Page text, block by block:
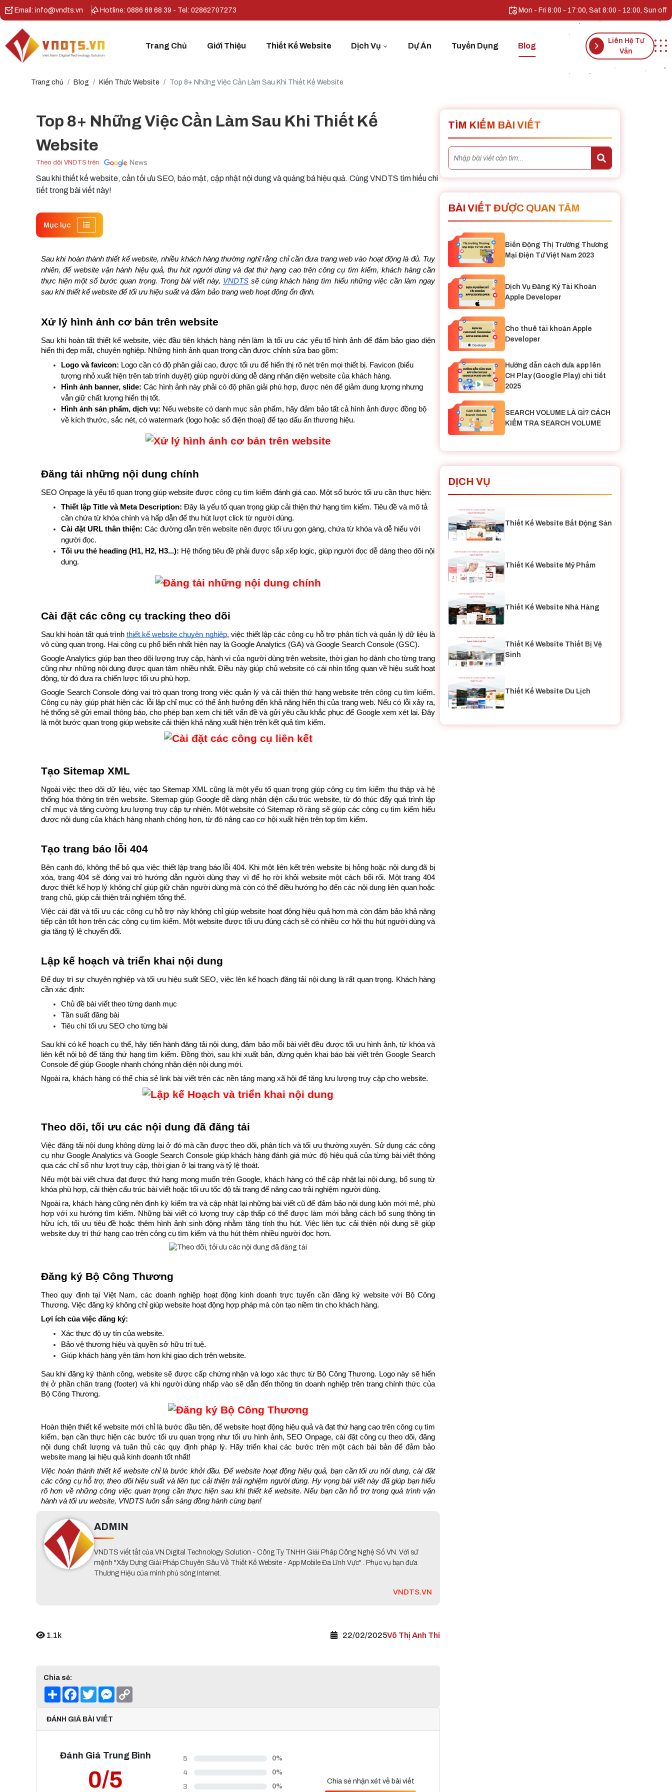
Email: info@vndts.vn Hotline: 0886 68 68 39 - Tel: 02862707273 Mon - Fri 8:00 - 17:00, Sat 8:00 - 12:00, Sun off
Trang Chủ Giới Thiệu Thiết Kế Website Dịch Vụ Dự Án Tuyển Dụng Blog
Liên Hệ Tư
Vấn
Trang chủ Blog Kiến Thức Website Top 8+ Những Việc Cần Làm Sau Khi Thiết Kế Website
Top 8+ Những Việc Cần Làm Sau Khi Thiết Kế
Website
Theo dõi VNDTS trên
Sau khi thiết kế website, cần tối ưu SEO, bảo mật, cập nhật nội dung và quảng bá hiệu quả. Cùng VNDTS tìm hiểu chi
tiết trong bài viết này!
Mục lục
Sau khi hoàn thành thiết kế website, nhiều khách hàng thường nghĩ rằng chỉ cần đưa trang web vào hoạt động là đủ. Tuy
nhiên, để website vận hành hiệu quả, thu hút người dùng và đạt thứ hạng cao trên công cụ tìm kiếm, khách hàng cần
thực hiện một số bước quan trọng. Trong bài viết này, VNDTS sẽ cùng khách hàng tìm hiểu những việc cần làm ngay
sau khi thiết kế website để tối ưu hiệu suất và đảm bảo trang web hoạt động ổn định.
Xử lý hình ảnh cơ bản trên website
Sau khi hoàn tất thiết kế website, việc đầu tiên khách hàng nên làm là tối ưu các yếu tố hình ảnh để đảm bảo giao diện
hiển thị đẹp mắt, chuyên nghiệp. Những hình ảnh quan trọng cần được chỉnh sửa bao gồm:
Logo và favicon: Logo cần có độ phân giải cao, được tối ưu để hiển thị rõ nét trên mọi thiết bị. Favicon (biểu
tượng nhỏ xuất hiện trên tab trình duyệt) giúp người dùng dễ dàng nhận diện website của khách hàng.
Hình ảnh banner, slide: Các hình ảnh này phải có độ phân giải phù hợp, được nén để giảm dung lượng nhưng
vẫn giữ chất lượng hiển thị tốt.
Hình ảnh sản phẩm, dịch vụ: Nếu website có danh mục sản phẩm, hãy đảm bảo tất cả hình ảnh được đồng bộ
về kích thước, sắc nét, có watermark (logo hoặc số điện thoại) để tạo dấu ấn thương hiệu.
Đăng tải những nội dung chính
SEO Onpage là yếu tố quan trọng giúp website được công cụ tìm kiếm đánh giá cao. Một số bước tối ưu cần thực hiện:
Thiết lập Title và Meta Description: Đây là yếu tố quan trọng giúp cải thiện thứ hạng tìm kiếm. Tiêu đề và mô tả
cần chứa từ khóa chính và hấp dẫn để thu hút lượt click từ người dùng.
Cài đặt URL thân thiện: Các đường dẫn trên website nên được tối ưu gọn gàng, chứa từ khóa và dễ hiểu với
người đọc.
Tối ưu thẻ heading (H1, H2, H3...): Hệ thống tiêu đề phải được sắp xếp logic, giúp người đọc dễ dàng theo dõi nội
dung.
Cài đặt các công cụ tracking theo dõi
Sau khi hoàn tất quá trình thiết kế website chuyên nghiệp, việc thiết lập các công cụ hỗ trợ phân tích và quản lý dữ liệu là
vô cùng quan trọng. Hai công cụ phổ biến nhất hiện nay là Google Analytics (GA) và Google Search Console (GSC).
Google Analytics giúp bạn theo dõi lượng truy cập, hành vi của người dùng trên website, thời gian họ dành cho từng trang
cũng như những nội dung được quan tâm nhiều nhất. Điều này giúp chủ website có cái nhìn tổng quan về hiệu suất hoạt
động, từ đó đưa ra chiến lược tối ưu phù hợp.
Google Search Console đóng vai trò quan trọng trong việc quản lý và cải thiện thứ hạng website trên công cụ tìm kiếm.
Công cụ này giúp phát hiện các lỗi lập chỉ mục có thể ảnh hưởng đến khả năng hiển thị của trang web. Nếu có lỗi xảy ra,
hệ thống sẽ gửi email thông báo, cho phép bạn xem chi tiết vấn đề và gửi yêu cầu khắc phục để Google xem xét lại. Đây
là một bước quan trọng giúp website cải thiện khả năng xuất hiện trên kết quả tìm kiếm.
Tạo Sitemap XML
Ngoài việc theo dõi dữ liệu, việc tạo Sitemap XML cũng là một yếu tố quan trọng giúp công cụ tìm kiếm thu thập và hệ
thống hóa thông tin trên website. Sitemap giúp Google dễ dàng nhận diện cấu trúc website, từ đó thúc đẩy quá trình lập
chỉ mục và tăng cường lưu lượng truy cập tự nhiên. Một website có Sitemap rõ ràng sẽ giúp các công cụ tìm kiếm hiểu
được nội dung của khách hàng nhanh chóng hơn, từ đó nâng cao cơ hội xuất hiện trên top tìm kiếm.
Tạo trang báo lỗi 404
Bên cạnh đó, không thể bỏ qua việc thiết lập trang báo lỗi 404. Khi một liên kết trên website bị hỏng hoặc nội dung đã bị
xóa, trang 404 sẽ đóng vai trò hướng dẫn người dùng thay vì để họ rời khỏi website một cách bối rối. Một trang 404
được thiết kế hợp lý không chỉ giúp giữ chân người dùng mà còn có thể điều hướng họ đến các nội dung liên quan hoặc
trang chủ, giúp cải thiện trải nghiệm tổng thể.
Việc cài đặt và tối ưu các công cụ hỗ trợ này không chỉ giúp website hoạt động hiệu quả hơn mà còn đảm bảo khả năng
tiếp cận tốt hơn trên các công cụ tìm kiếm. Một website được tối ưu đúng cách sẽ có nhiều cơ hội thu hút người dùng và
gia tăng tỷ lệ chuyển đổi.
Lập kế hoạch và triển khai nội dung
Để duy trì sự chuyên nghiệp và tối ưu hiệu suất SEO, việc lên kế hoạch đăng tải nội dung là rất quan trọng. Khách hàng
cần xác định:
Chủ đề bài viết theo từng danh mục
Tần suất đăng bài
Tiêu chí tối ưu SEO cho từng bài
Sau khi có kế hoạch cụ thể, hãy tiến hành đăng tải nội dung, đảm bảo mỗi bài viết đều được tối ưu hình ảnh, từ khóa và
liên kết nội bộ để tăng thứ hạng tìm kiếm. Đồng thời, sau khi xuất bản, đừng quên khai báo bài viết trên Google Search
Console để giúp Google nhanh chóng nhận diện nội dung mới.
Ngoài ra, khách hàng có thể chia sẻ link bài viết trên các nền tảng mạng xã hội để tăng lưu lượng truy cập cho website.
Theo dõi, tối ưu các nội dung đã đăng tải
Việc đăng tải nội dung không dừng lại ở đó mà cần được theo dõi, phân tích và tối ưu thường xuyên. Sử dụng các công
cụ như Google Analytics và Google Search Console giúp khách hàng đánh giá mức độ hiệu quả của từng bài viết thông
qua các chỉ số như lượt truy cập, thời gian ở lại trang và tỷ lệ thoát.
Nếu một bài viết chưa đạt được thứ hạng mong muốn trên Google, khách hàng có thể cập nhật lại nội dung, bổ sung từ
khóa phù hợp, cải thiện cấu trúc bài viết hoặc tối ưu tốc độ tải trang để nâng cao trải nghiệm người dùng.
Ngoài ra, khách hàng cũng nên định kỳ kiểm tra và cập nhật lại những bài viết cũ để đảm bảo nội dung luôn mới mẻ, phù
hợp với xu hướng tìm kiếm. Những bài viết có lượng truy cập thấp có thể được làm mới bằng cách bổ sung thông tin
hữu ích, tối ưu tiêu đề hoặc thêm hình ảnh sinh động nhằm tăng tính thu hút. Việc liên tục cải thiện nội dung sẽ giúp
website duy trì thứ hạng cao trên công cụ tìm kiếm và thu hút thêm nhiều người đọc hơn.
Đăng ký Bộ Công Thương
Theo quy định tại Việt Nam, các doanh nghiệp hoạt động kinh doanh trực tuyến cần đăng ký website với Bộ Công
Thương. Việc đăng ký không chỉ giúp website hoạt động hợp pháp mà còn tạo niềm tin cho khách hàng.
Lợi ích của việc đăng ký:
Xác thực độ uy tín của website.
Bảo vệ thương hiệu và quyền sở hữu trí tuệ.
Giúp khách hàng yên tâm hơn khi giao dịch trên website.
Sau khi đăng ký thành công, website sẽ được cấp chứng nhận và logo xác thực từ Bộ Công Thương. Logo này sẽ hiển
thị ở phần chân trang (footer) và khi người dùng nhấp vào sẽ dẫn đến thông tin doanh nghiệp trên trang chính thức của
Bộ Công Thương.
Hoàn thiện thiết kế website mới chỉ là bước đầu tiên, để website hoạt động hiệu quả và đạt thứ hạng cao trên công cụ tìm
kiếm, bạn cần thực hiện các bước tối ưu quan trọng như tối ưu hình ảnh, SEO Onpage, cài đặt công cụ theo dõi, đăng
nội dung chất lượng và tuân thủ các quy định pháp lý. Hãy triển khai các bước trên một cách bài bản để đảm bảo
website mang lại hiệu quả kinh doanh tốt nhất!
Việc hoàn thành thiết kế website chỉ là bước khởi đầu. Để website hoạt động hiệu quả, bạn cần tối ưu nội dung, cài đặt
các công cụ hỗ trợ, theo dõi hiệu suất và liên tục cải thiện trải nghiệm người dùng. Hy vọng bài viết này đã giúp bạn hiểu
rõ hơn về những công việc quan trọng cần thực hiện sau khi thiết kế website. Nếu bạn cần hỗ trợ trong quá trình vận
hành và tối ưu website, VNDTS luôn sẵn sàng đồng hành cùng bạn!
ADMIN
VNDTS viết tắt của VN Digital Technology Solution - Công Ty TNHH Giải Pháp Công Nghệ Số VN. Với sứ
mệnh "Xây Dựng Giải Pháp Chuyên Sâu Về Thiết Kế Website - App Mobile Đa Lĩnh Vực" . Phục vụ bạn đưa
Thương Hiệu của mình phủ sóng Internet.
VNDTS.VN
1.1k 22/02/2025Võ Thị Anh Thi
Chia sẻ:
Share Facebook
TwitterMessenger
ĐÁNH GIÁ BÀI VIẾT
Đánh Giá Trung Bình
0/5
5 0%
4 0%
3 0%
Chia sẻ nhận xét về bài viết
TÌM KIẾM BÀI VIẾT
BÀI VIẾT ĐƯỢC QUAN TÂM
Biến Động Thị Trường Thương
Mại Điện Tử Việt Nam 2023
Dịch Vụ Đăng Ký Tài Khoản
Apple Developer
Cho thuê tài khoản Apple
Developer
Hướng dẫn cách đưa app lên
CH Play (Google Play) chi tiết
2025
SEARCH VOLUME LÀ GÌ? CÁCH
KIỂM TRA SEARCH VOLUME
DỊCH VỤ
Thiết Kế Website Bất Động Sản
Thiết Kế Website Mỹ Phẩm
Thiết Kế Website Nhà Hàng
Thiết Kế Website Thiết Bị Vệ
Sinh
Thiết Kế Website Du Lịch